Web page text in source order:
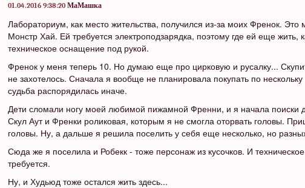
01.04.2016 9:38:20 МаМашка
Лабораториум, как место жительства, получился из-за моих Френок.
Монстр Хай. Ей требуется электроподзарядка, поэтому где ей еще жить,
техническое оснащение под рукой.
Френок у меня теперь 10. Но думаю еще про цирковую и русалку...
не захотелось. Сначала я вообще не планировала покупать по
судьба распорядилась иначе.
Дети сломали ногу моей любимой пижамной Френни, и я начала поиски
Скул Аут и Френки роликовая, которым я не смогла оторвать головы.
головы. Ну, а дальше я решила поселить у себя еще несколько, но
Сюда же я поселила и Робекк - тоже персонаж из кусочков. И
требуется.
Ну, и Худьюд тоже остался жить здесь...